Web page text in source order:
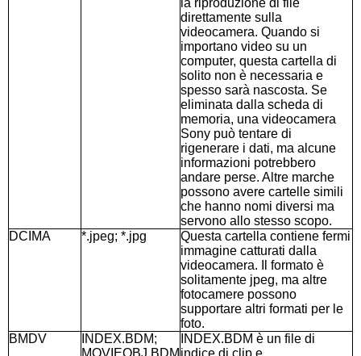
la riproduzione di file
direttamente sulla
videocamera. Quando si
importano video su un
computer, questa cartella di
solito non è necessaria e
spesso sarà nascosta. Se
eliminata dalla scheda di
memoria, una videocamera
Sony può tentare di
rigenerare i dati, ma alcune
informazioni potrebbero
andare perse. Altre marche
possono avere cartelle simili
che hanno nomi diversi ma
servono allo stesso scopo.
DCIMA
*.jpeg; *.jpg
Questa cartella contiene fermi
immagine catturati dalla
videocamera. Il formato è
solitamente jpeg, ma altre
fotocamere possono
supportare altri formati per le
foto.
BMDV
INDEX.BDM;
MOVIEOBJ.BDM
INDEX.BDM è un file di
indice di clip e